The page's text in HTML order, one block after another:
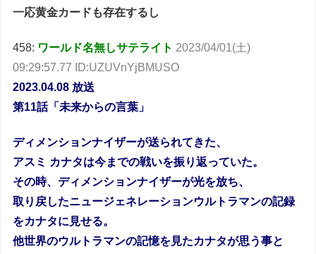
一応黄金カードも存在するし
458: ワールド名無しサテライト 2023/04/01(土)
09:29:57.77 ID:UZUVnYjBMUSO
2023.04.08 放送
第11話「未来からの言葉」
ディメンションナイザーが送られてきた、
アスミ カナタは今までの戦いを振り返っていた。
その時、ディメンションナイザーが光を放ち、
取り戻したニュージェネレーションウルトラマンの記録
をカナタに見せる。
他世界のウルトラマンの記憶を見たカナタが思う事と